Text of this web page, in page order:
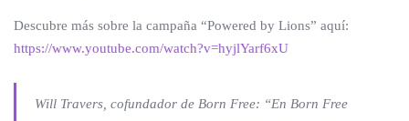
Descubre más sobre la campaña “Powered by Lions” aquí:
https://www.youtube.com/watch?v=hyjlYarf6xU
Will Travers, cofundador de Born Free: “En Born Free